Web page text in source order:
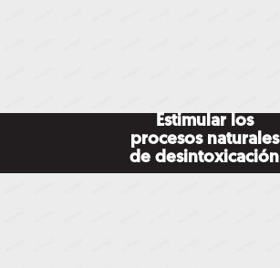
Estimular los
procesos naturales
de desintoxicación